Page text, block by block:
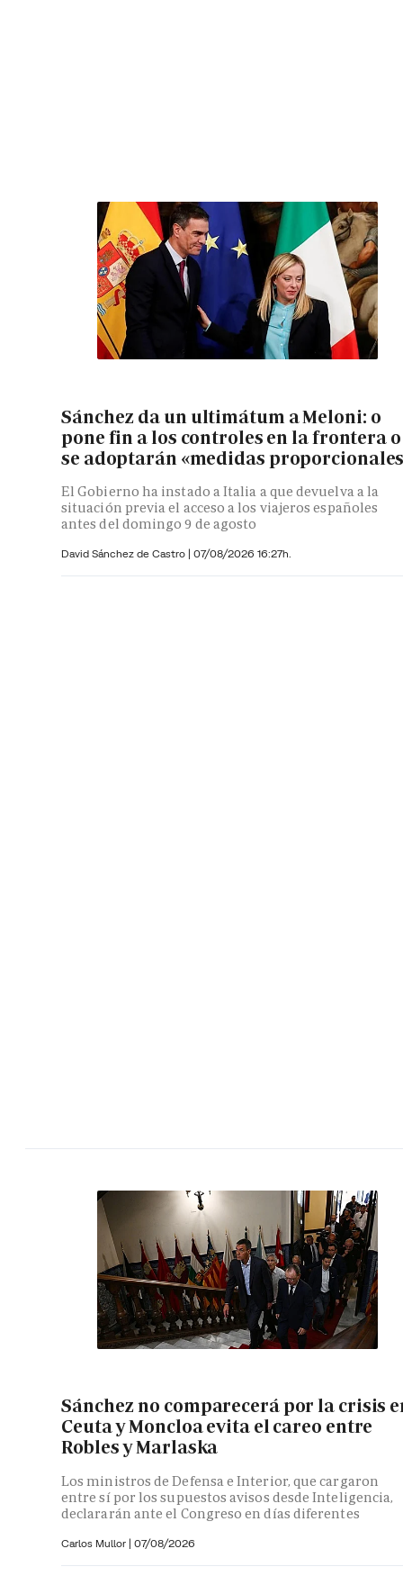
Sánchez da un ultimátum a Meloni: o
pone fin a los controles en la frontera o
se adoptarán «medidas
El Gobierno ha instado a Italia a que devuelva a la
situación previa el acceso a los viajeros españoles
antes del domingo 9 de agosto
David Sánchez de Castro | 07/08/2026 16:27h.
Sánchez no comparecerá por la crisis
Ceuta y Moncloa evita el careo entre
Robles y Marlaska
Los ministros de Defensa e Interior, que cargaron
entre sí por los supuestos avisos desde Inteligencia,
declararán ante el Congreso en días diferentes
Carlos Mullor | 07/08/2026